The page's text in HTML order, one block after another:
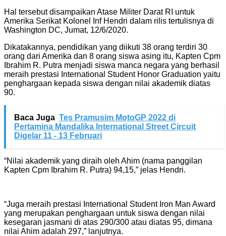
Hal tersebut disampaikan Atase Militer Darat RI untuk
Amerika Serikat Kolonel Inf Hendri dalam rilis tertulisnya di
Washington DC, Jumat, 12/6/2020.
Dikatakannya, pendidikan yang diikuti 38 orang terdiri 30
orang dari Amerika dan 8 orang siswa asing itu, Kapten Cpm
Ibrahim R. Putra menjadi siswa manca negara yang berhasil
meraih prestasi International Student Honor Graduation yaitu
penghargaan kepada siswa dengan nilai akademik diatas
90.
Baca Juga Tes Pramusim MotoGP 2022 di
Pertamina Mandalika International Street Circuit
Digelar 11 - 13 Februari
“Nilai akademik yang diraih oleh Ahim (nama panggilan
Kapten Cpm Ibrahim R. Putra) 94,15,” jelas Hendri.
“Juga meraih prestasi International Student Iron Man Award
yang merupakan penghargaan untuk siswa dengan nilai
kesegaran jasmani di atas 290/300 atau diatas 95, dimana
nilai Ahim adalah 297,” lanjutnya.